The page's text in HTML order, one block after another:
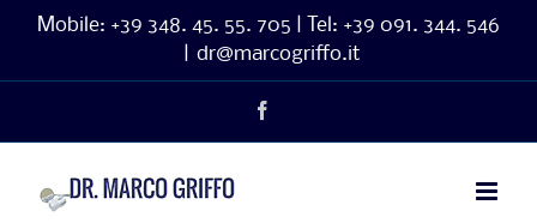
SaltaMobile: +39 348. 45. 55. 705 | Tel: +39 091. 344. 546
dr@marcogriffo.it